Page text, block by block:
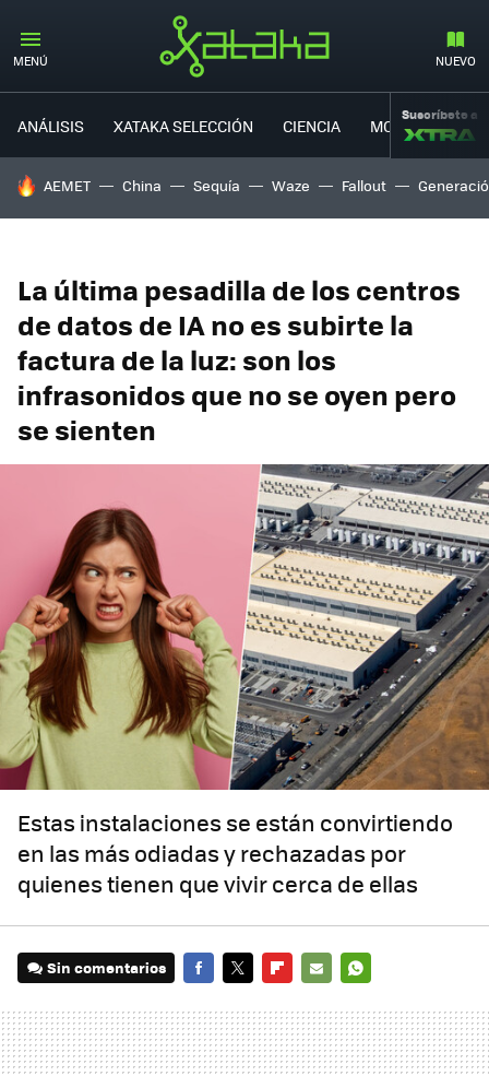
MENÚ NUEVO
ANÁLISIS XATAKA SELECCIÓN CIENCIA MOVILIDAD
Suscríbete a
HOY SE HABLA DE
AEMET China Sequía Waze Fallout
La última pesadilla de los centros
de datos de IA no es subirte la
factura de la luz: son los
infrasonidos que no se oyen pero
se sienten
Estas instalaciones se están convirtiendo
en las más odiadas y rechazadas por
quienes tienen que vivir cerca de ellas
Sin comentarios
MAIL